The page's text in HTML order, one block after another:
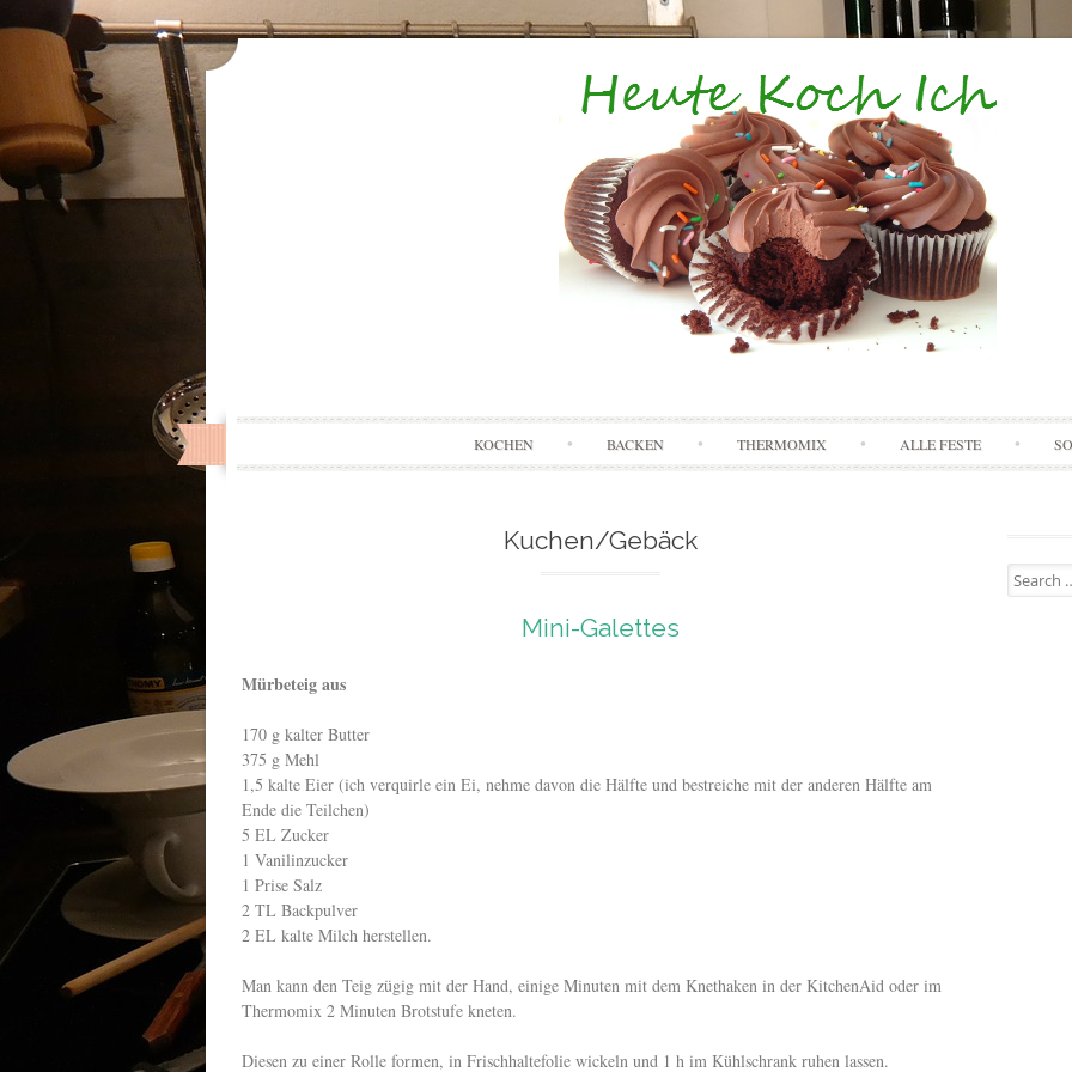
KOCHEN BACKEN THERMOMIX ALLE FESTE
Kuchen/Gebäck
Mini-Galettes
Mürbeteig aus
170 g kalter Butter
375 g Mehl
1,5 kalte Eier (ich verquirle ein Ei, nehme davon die Hälfte und bestreiche mit der anderen Hälfte am
Ende die Teilchen)
5 EL Zucker
1 Vanilinzucker
1 Prise Salz
2 TL Backpulver
2 EL kalte Milch herstellen.
Man kann den Teig zügig mit der Hand, einige Minuten mit dem Knethaken in der KitchenAid oder im
Thermomix 2 Minuten Brotstufe kneten.
Diesen zu einer Rolle formen, in Frischhaltefolie wickeln und 1 h im Kühlschrank ruhen lassen.
Search